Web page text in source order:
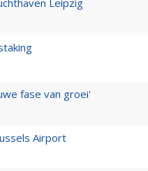
Leipzig
fase van groei'
Airport